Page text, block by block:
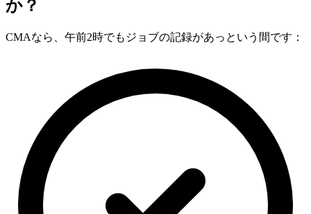
か？
CMAなら、午前2時でもジョブの記録があっという間です：